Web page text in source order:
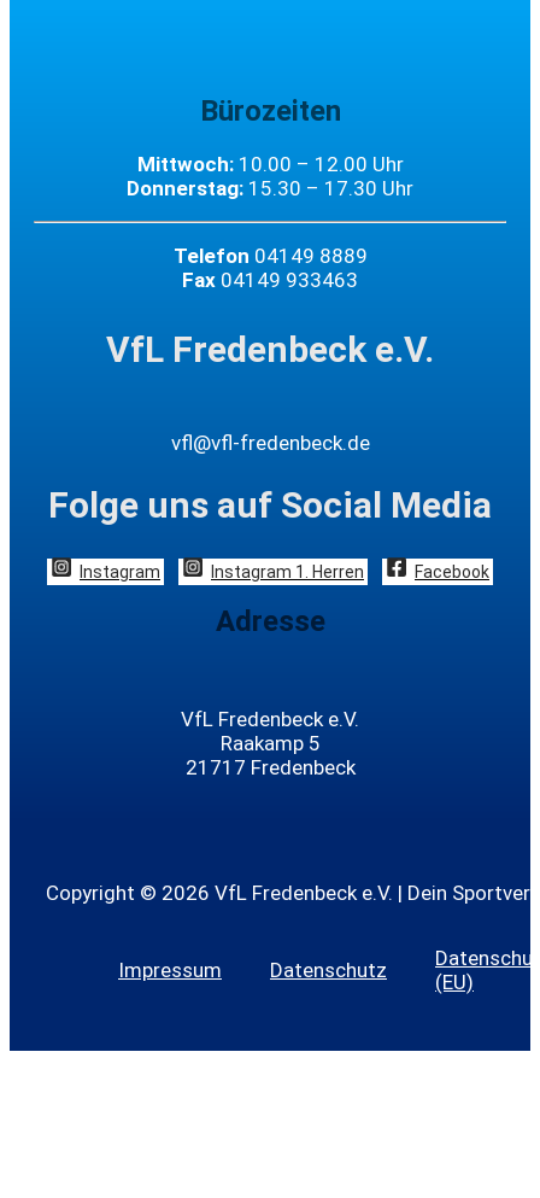
Bürozeiten
Mittwoch:10.00 – 12.00 Uhr
Donnerstag: 15.30 – 17.30 Uhr
Telefon 04149 8889
Fax 04149 933463
VfL Fredenbeck e.V.
vfl@vfl-fredenbeck.de
Folge uns auf Social Media
Instagram Instagram 1. Herren Facebook
Adresse
VfL Fredenbeck e.V.
Raakamp 5
21717 Fredenbeck
Copyright © 2026 VfL Fredenbeck e.V. | Dein
Impressum Datenschutz
(EU)